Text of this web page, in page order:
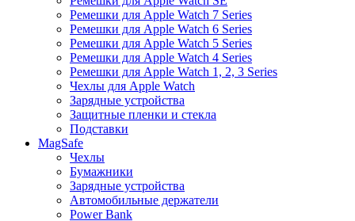
Ремешки для Apple Watch 7 Series
Ремешки для Apple Watch 6 Series
Ремешки для Apple Watch 5 Series
Ремешки для Apple Watch 4 Series
Ремешки для Apple Watch 1, 2, 3 Series
Чехлы для Apple Watch
Зарядные устройства
Защитные пленки и стекла
Подставки
MagSafe
Чехлы
Бумажники
Зарядные устройства
Автомобильные держатели
Power Bank